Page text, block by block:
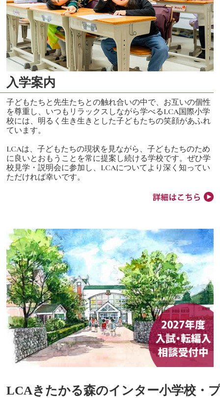
入学案内
子どもたちと先生たちとの触れ合いの中で、お互いの個性
を尊重し、いつもリラックスしながら学べるLCA国際小学
校には、明るく生き生きとした子どもたちの笑顔があふれ
ています。
LCAは、子どもたちの現状を見ながら、子どもたちのため
に良いとおもうことを常に提案し続ける学校です。ぜひ学
校見学・説明会に参加し、LCAについてより深く知ってい
ただければ幸いです。
LCAきたかる森のインター小学校・